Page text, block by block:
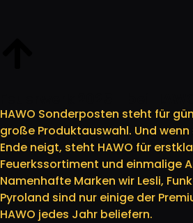
HAWO Sonderposten steht für
große Produktauswahl. Und
Ende neigt, steht HAWO für
Feuerkssortiment und einmalige
Namenhafte Marken wir Lesli,
Pyroland sind nur einige der
HAWO jedes Jahr beliefern.